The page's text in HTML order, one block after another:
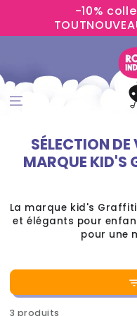
-10%
SÉLECTION
MARQUE KID'S
La marque kid's
et élégants pour
pour une
3 produits